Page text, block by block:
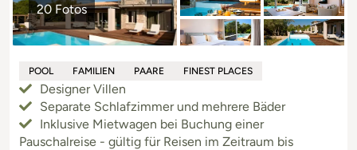
Kinder reisen ab € 149
20 Fotos
POOL FAMILIEN PAARE FINEST PLACES
Designer Villen
Separate Schlafzimmer und mehrere Bäder
Inklusive Mietwagen bei Buchung einer
Pauschalreise - gültig für Reisen im Zeitraum bis